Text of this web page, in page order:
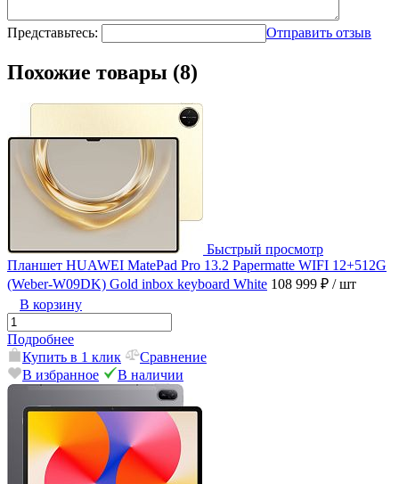
Представьтесь: Отправить отзыв
Похожие товары (8)
Быстрый просмотр
Планшет HUAWEI MatePad Pro 13.2 Papermatte WIFI 12+512G
(Weber-W09DK) Gold inbox keyboard White 108 999 ₽ / шт
В корзину
Подробнее
Купить в 1 клик
Сравнение
В избранное
В наличии